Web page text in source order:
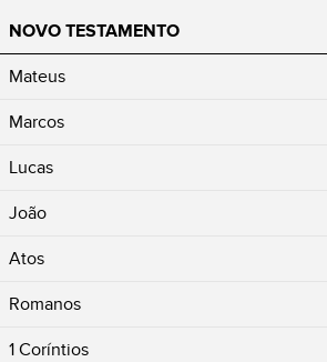
NOVO TESTAMENTO
Mateus
Marcos
Lucas
João
Atos
Romanos
1 Coríntios